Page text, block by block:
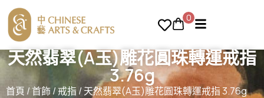
0
天然翡翠(A玉)雕花圓珠轉運戒指
3.76g
首頁 /首飾/戒指/ 天然翡翠(A玉)雕花圓珠轉運戒指 3.76g